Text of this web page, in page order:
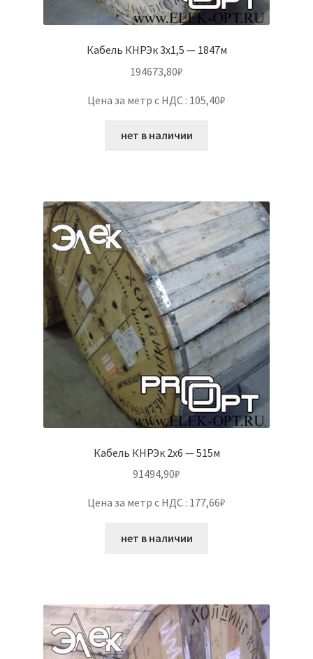
Кабель КНРЭк 3х1,5 — 1847м
194673,80₽
Цена за метр с НДС : 105,40₽
нет в наличии
Кабель КНРЭк 2х6 — 515м
91494,90₽
Цена за метр с НДС : 177,66₽
нет в наличии